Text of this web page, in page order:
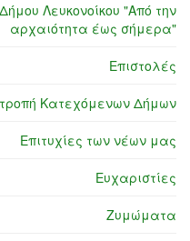
Λευκονοίκου "Από την
αρχαιότητα έως σήμερα"
Επιστολές
Κατεχόμενων Δήμων
Επιτυχίες των νέων μας
Ευχαριστίες
Ζυμώματα